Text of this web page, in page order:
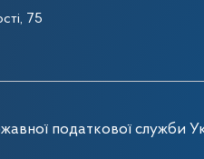
75
податкової служби